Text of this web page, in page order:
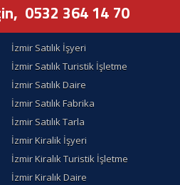
0532 364 14 70
İzmir Satılık İşyeri
İzmir Satılık Turistik İşletme
İzmir Satılık Daire
İzmir Satılık Fabrika
İzmir Satılık Tarla
İzmir Kiralik İşyeri
İzmir Kiralık Turistik İşletme
İzmir Kiralık Daire